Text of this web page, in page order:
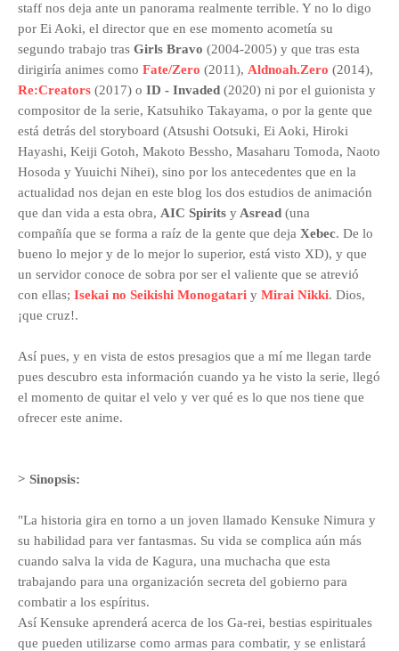
staff nos deja ante un panorama realmente terrible. Y no lo digo
por Ei Aoki, el director que en ese momento acometía su
segundo trabajo tras Girls Bravo (2004-2005) y que tras esta
dirigiría animes como Fate/Zero (2011), Aldnoah.Zero (2014),
Re:Creators (2017) o ID - Invaded (2020) ni por el guionista y
compositor de la serie, Katsuhiko Takayama, o por la gente que
está detrás del storyboard (Atsushi Ootsuki, Ei Aoki, Hiroki
Hayashi, Keiji Gotoh, Makoto Bessho, Masaharu Tomoda, Naoto
Hosoda y Yuuichi Nihei), sino por los antecedentes que en la
actualidad nos dejan en este blog los dos estudios de animación
que dan vida a esta obra, AIC Spirits y Asread (una
compañía que se forma a raíz de la gente que deja Xebec. De lo
bueno lo mejor y de lo mejor lo superior, está visto XD), y que
un servidor conoce de sobra por ser el valiente que se atrevió
con ellas; Isekai no Seikishi Monogatari y Mirai Nikki. Dios,
¡que cruz!.
Así pues, y en vista de estos presagios que a mí me llegan tarde
pues descubro esta información cuando ya he visto la serie, llegó
el momento de quitar el velo y ver qué es lo que nos tiene que
ofrecer este anime.
> Sinopsis:
"La historia gira en torno a un joven llamado Kensuke Nimura y
su habilidad para ver fantasmas. Su vida se complica aún más
cuando salva la vida de Kagura, una muchacha que esta
trabajando para una organización secreta del gobierno para
combatir a los espíritus.
Así Kensuke aprenderá acerca de los Ga-rei, bestias espirituales
que pueden utilizarse como armas para combatir, y se enlistará